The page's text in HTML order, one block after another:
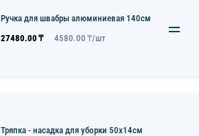
Ручка для швабры алюминиевая 140см
27480.00 ₸ 4580.00 ₸/шт
Тряпка - насадка для уборки 50х14см